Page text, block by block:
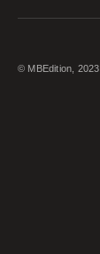
© MBEdition,